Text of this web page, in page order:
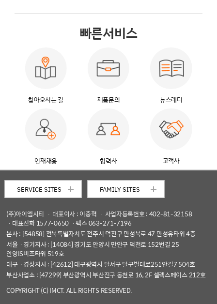
빠른서비스
찾아오시는 길 제품문의
인재채용 협력사
(주)아이엠시티 ㆍ 대표이사 : 이충혁 ㆍ 사업자등록번호 : 402-81-32158
ㆍ대표전화 1577-0650 ㆍ팩스 063-271-7196
본사 : [54858] 전북특별자치도 전주시 덕진구 만성북로 47 만성유타워 4층
서울ㆍ경기지사 : [14084] 경기도 안양시 만안구 덕천로 152번길 25
안양IS비즈타워 519호
대구ㆍ경상지사 : [42612] 대구광역시 달서구 달구벌대로251안길7 504호
부산사업소 : [47299] 부산광역시 부산진구 동천로 16, 2F 셀렉스페이스 212호
COPYRIGHT (C) IMCT. ALL RIGHTS RESERVED.
SERVICE SITES FAMILY SITES